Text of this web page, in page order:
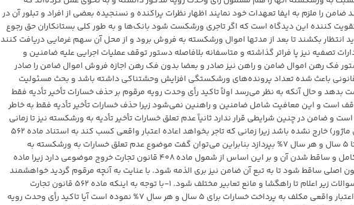
ضامن را ملزم به ایفا تعهدات خود نمایند اظهار نظرات پراکنده و نسنجیده بعضی از افراد و تبلور آن در
تقویت کننده این دیدگاه است که اگر تاجری ورشکست شود بانک‌ها و به طور کلی بستانکاران حق رجوع
انتظار بکشند تا بعد از مدتها اموال ورشکسته به فروش برود و از محل آن سهم غرمایی دریافت کنند
تصفیه نیز پا فراتر گذاشته و متاسفانه بلافاصله دستور توقف عملیات اجرایی علیه ضامنین و
فک رهن اموال ضامن و راهن نیز صادر و بعضا بدون فک رهن اجازه فروش اموال ضامن را صادر
باعث شده تعداد پرونده‌های ورشکستگی افزایش وحشتناکی داشته باشد و بحث مسئولیت
و حال آنکه به نظر می‌رسد اولاً تاکید رأی وحدت رویه مرقوم بر حذف خسارات تأخیر تأدیه فقط
است و این معافیت شامل ضامنین و راهنین نمی‌شود زیرا حذف خسارات تأخیر تأدیه فقط به خاطر
ضامن در چنین شرایطی قرار ندارد ثانیاً عدم تعلق خسارات تأخیر تأدیه به ورشکسته نیز تا زمانی
است که از حالت و شرایط خاص (فورس ماژور) خارج نشده باشد زیرا زمانی که تاجر بخواهد اعاده اعتبار واقعی کسب کند به استناد ماده ۵۶۲
قانون تجارت باید خسارات تأخیر تأدیه تا ۵ سال و هر سال ۷% بپردازد بنابراین می‌توان گفت موضوع عدم تعلق خسارات به ورشکسته به
مفهوم تعلیق خسارات است نه حذف کامل و ساقط شدن آن و بر این اساس از شمول ماده ۴۰۸ قانون تجارت خروج موضوعی دارد زیرا ماده
اصلی ساقط شود تا به تبع آن ضامن نیز بری الذمه شود. با عنایت به آنچه مرقوم گردید خواهشمند
است نظر مبارک آن اداره کل پیرامون سوالات زیر اعلام تا راهگشا و مانع تعابیر مختلف شود. ۱-با توجه به اینکه ماده ۵۶۲ قانون تجارت
ورشکستگان را حین طرح دعوی اعاده اعتبار واقعی مکلف به پرداخت خسارات برای ۵ سال و هر سال ۷% نموده است آیا تاکید رأی وحدت رویه